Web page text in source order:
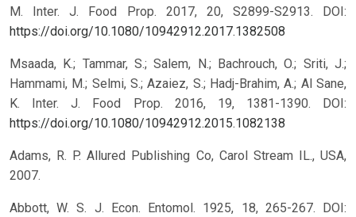
M. Inter. J. Food Prop. 2017, 20, S2899-S2913. DOI:
https://doi.org/10.1080/10942912.2017.1382508
Msaada, K.; Tammar, S.; Salem, N.; Bachrouch, O.; Sriti, J.;
Hammami, M.; Selmi, S.; Azaiez, S.; Hadj-Brahim, A.; Al Sane,
K. Inter. J. Food Prop. 2016, 19, 1381-1390. DOI:
https://doi.org/10.1080/10942912.2015.1082138
Adams, R. P. Allured Publishing Co, Carol Stream IL., USA,
2007.
Abbott, W. S. J. Econ. Entomol. 1925, 18, 265-267. DOI: